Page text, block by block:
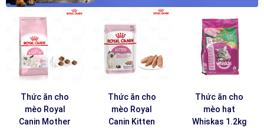
Thức ăn cho
mèo Royal
Canin Mother
Thức ăn cho
mèo Royal
Canin Kitten
Thức ăn cho
mèo hạt
Whiskas 1.2kg